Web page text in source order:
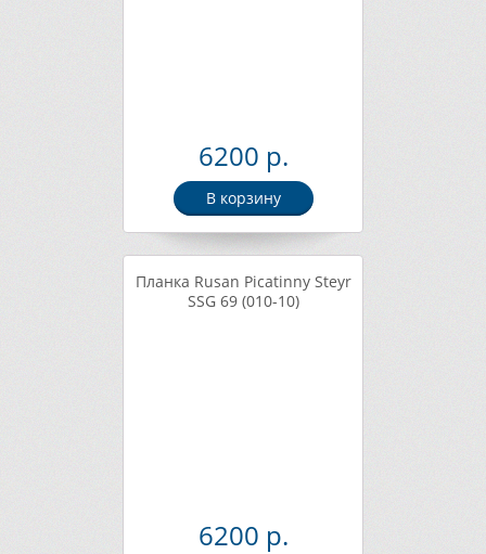
6200 р.
В корзину
Планка Rusan Picatinny Steyr
SSG 69 (010-10)
6200 р.